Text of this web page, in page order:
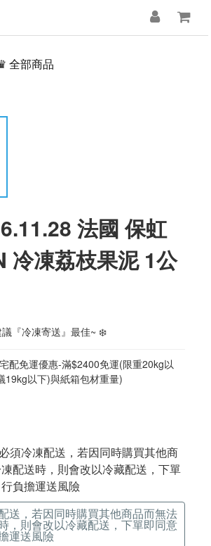
全部商品
法國 保虹
冷凍荔枝果泥 1公
『冷凍寄送』最佳~ ❄️
配免運優惠-滿$2400免運(限重20kg以
19kg以下)與紙箱包材重量)
須冷凍配送，若因同時購買其他商
配送時，則會改以冷藏配送，下單
負擔運送風險
送，若因同時購買其他商品而無法
，則會改以冷藏配送，下單即同意
運送風險